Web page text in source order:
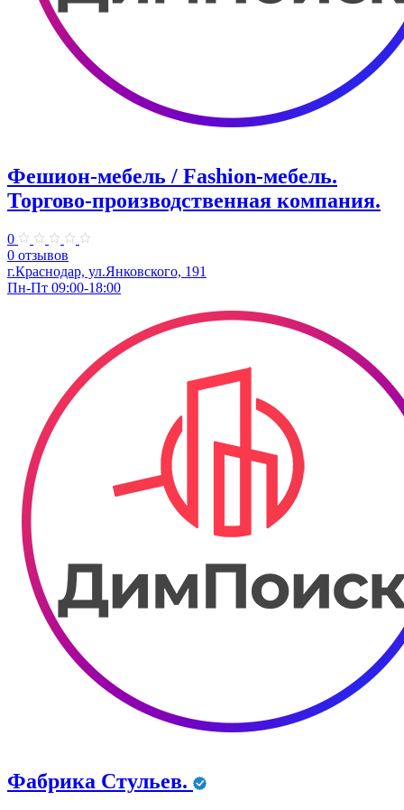
Фешион-мебель / Fashion-мебель.
Торгово-производственная компания.
0
0 отзывов
г.Краснодар, ул.Янковского, 191
Пн-Пт 09:00-18:00
Фабрика Стульев.